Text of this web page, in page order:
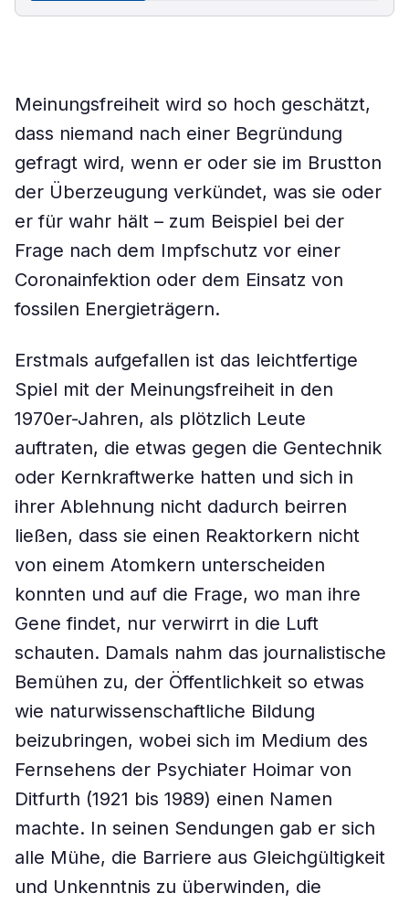
Meinungsfreiheit wird so hoch geschätzt,
dass niemand nach einer Begründung
gefragt wird, wenn er oder sie im Brustton
der Überzeugung verkündet, was sie oder
er für wahr hält – zum Beispiel bei der
Frage nach dem Impfschutz vor einer
Coronainfektion oder dem Einsatz von
fossilen Energieträgern.
Erstmals aufgefallen ist das leichtfertige
Spiel mit der Meinungsfreiheit in den
1970er-Jahren, als plötzlich Leute
auftraten, die etwas gegen die Gentechnik
oder Kernkraftwerke hatten und sich in
ihrer Ablehnung nicht dadurch beirren
ließen, dass sie einen Reaktorkern nicht
von einem Atomkern unterscheiden
konnten und auf die Frage, wo man ihre
Gene findet, nur verwirrt in die Luft
schauten. Damals nahm das journalistische
Bemühen zu, der Öffentlichkeit so etwas
wie naturwissenschaftliche Bildung
beizubringen, wobei sich im Medium des
Fernsehens der Psychiater Hoimar von
Ditfurth (1921 bis 1989) einen Namen
machte. In seinen Sendungen gab er sich
alle Mühe, die Barriere aus Gleichgültigkeit
und Unkenntnis zu überwinden, die